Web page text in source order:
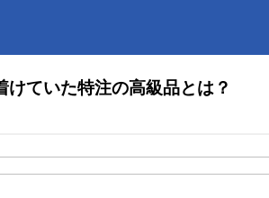
けていた特注の高級品とは？